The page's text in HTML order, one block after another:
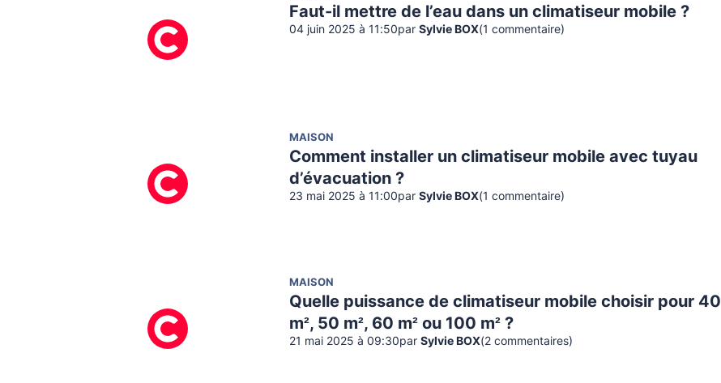
Faut-il mettre de l’eau dans un climatiseur mobile ?
04 juin 2025 à 11:50par Sylvie BOX(1 commentaire)
MAISON
Comment installer un climatiseur mobile avec tuyau
d’évacuation ?
23 mai 2025 à 11:00par Sylvie BOX(1 commentaire)
MAISON
Quelle puissance de climatiseur mobile choisir pour 40
m², 50 m², 60 m² ou 100 m² ?
21 mai 2025 à 09:30par Sylvie BOX(2 commentaires)